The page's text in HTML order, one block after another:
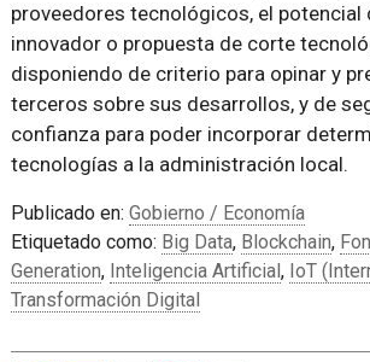
proveedores tecnológicos, el potencial
innovador o propuesta de corte
disponiendo de criterio para opinar y
terceros sobre sus desarrollos, y de
confianza para poder incorporar
tecnologías a la administración local.
Publicado en: Gobierno / Economía
Etiquetado como: Big Data, Blockchain,
Generation, Inteligencia Artificial, IoT
Transformación Digital